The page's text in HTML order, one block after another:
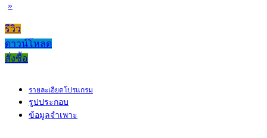
»
รีวิว
ดาวน์โหลด
สั่งซื้อ
รายละเอียดโปรแกรม
รูปประกอบ
ข้อมูลจำเพาะ